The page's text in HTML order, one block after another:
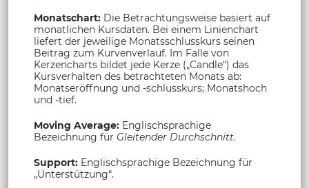
Monatschart: Die Betrachtungsweise basiert auf
monatlichen Kursdaten. Bei einem Linienchart
liefert der jeweilige Monatsschlusskurs seinen
Beitrag zum Kurvenverlauf. Im Falle von
Kerzencharts bildet jede Kerze („Candle“) das
Kursverhalten des betrachteten Monats ab:
Monatseröffnung und -schlusskurs; Monatshoch
und -tief.
Moving Average: Englischsprachige
Bezeichnung für Gleitender Durchschnitt.
Support: Englischsprachige Bezeichnung für
„Unterstützung“.